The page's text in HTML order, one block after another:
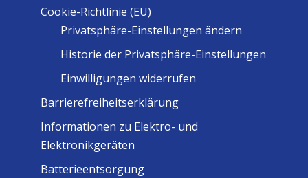
Cookie-Richtlinie (EU)
Privatsphäre-Einstellungen ändern
Historie der Privatsphäre-Einstellungen
Einwilligungen widerrufen
Barrierefreiheitserklärung
Informationen zu Elektro- und
Elektronikgeräten
Batterieentsorgung